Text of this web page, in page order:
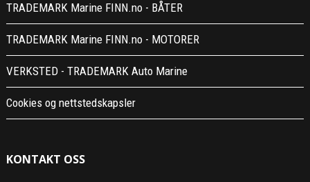
TRADEMARK Marine FINN.no - BÅTER
TRADEMARK Marine FINN.no - MOTORER
VERKSTED - TRADEMARK Auto Marine
Cookies og nettstedskapsler
KONTAKT OSS